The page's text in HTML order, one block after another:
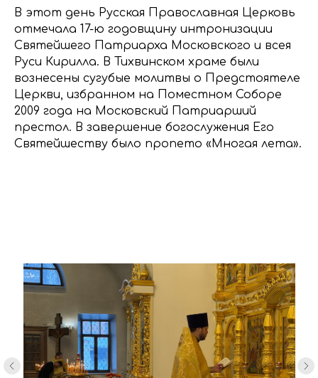
В этот день Русская Православная Церковь
отмечала 17-ю годовщину интронизации
Святейшего Патриарха Московского и всея
Руси Кирилла. В Тихвинском храме были
вознесены сугубые молитвы о Предстоятеле
Церкви, избранном на Поместном Соборе
2009 года на Московский Патриарший
престол. В завершение богослужения Его
Святейшеству было пропето «Многая лета».